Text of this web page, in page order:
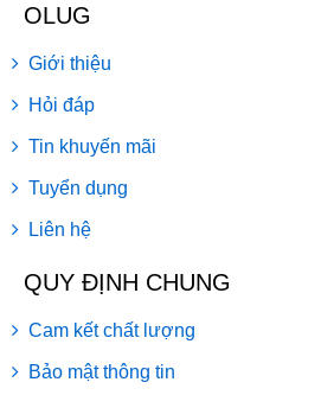
OLUG
Giới thiệu
Hỏi đáp
Tin khuyến mãi
Tuyển dụng
Liên hệ
QUY ĐỊNH CHUNG
Cam kết chất lượng
Bảo mật thông tin